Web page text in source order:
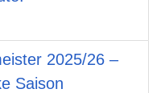
2025/26 –
Saison